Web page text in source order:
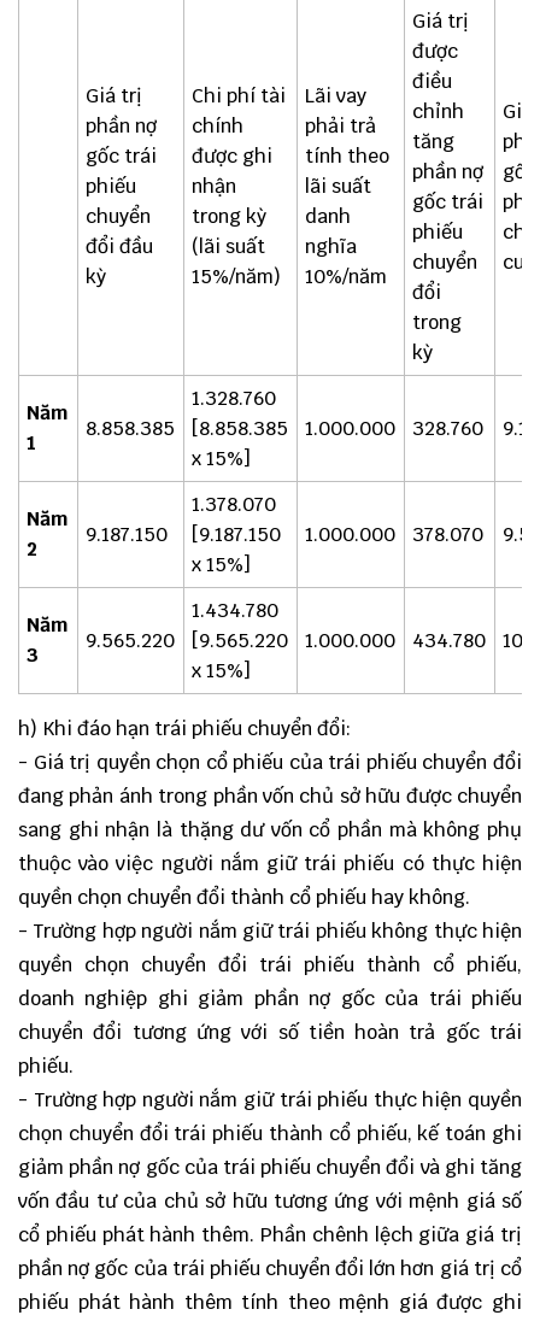
Giá trị
phần nợ
gốc trái
phiếu
chuyển
đổi đầu
kỳ
Chi phí tài
chính
được ghi
nhận
trong kỳ
(lãi suất
15%/năm)
Lãi vay
phải trả
tính theo
lãi suất
danh
nghĩa
10%/năm
Giá trị
được
điều
chỉnh
tăng
phần nợ
gốc trái
phiếu
chuyển
đổi
trong
kỳ
Năm
1
8.858.385
1.328.760
[8.858.385
x 15%]
1.000.000 328.760
Năm
2
9.187.150
1.378.070
[9.187.150
x 15%]
1.000.000 378.070
Năm
3
9.565.220
1.434.780
[9.565.220
x 15%]
1.000.000 434.780
h) Khi đáo hạn trái phiếu chuyển đổi:
- Giá trị quyền chọn cổ phiếu của trái phiếu chuyển đổi
đang phản ánh trong phần vốn chủ sở hữu được chuyển
sang ghi nhận là thặng dư vốn cổ phần mà không phụ
thuộc vào việc người nắm giữ trái phiếu có thực hiện
quyền chọn chuyển đổi thành cổ phiếu hay không.
- Trường hợp người nắm giữ trái phiếu không thực hiện
quyền chọn chuyển đổi trái phiếu thành cổ phiếu,
doanh nghiệp ghi giảm phần nợ gốc của trái phiếu
chuyển đổi tương ứng với số tiền hoàn trả gốc trái
phiếu.
- Trường hợp người nắm giữ trái phiếu thực hiện quyền
chọn chuyển đổi trái phiếu thành cổ phiếu, kế toán ghi
giảm phần nợ gốc của trái phiếu chuyển đổi và ghi tăng
vốn đầu tư của chủ sở hữu tương ứng với mệnh giá số
cổ phiếu phát hành thêm. Phần chênh lệch giữa giá trị
phần nợ gốc của trái phiếu chuyển đổi lớn hơn giá trị cổ
phiếu phát hành thêm tính theo mệnh giá được ghi